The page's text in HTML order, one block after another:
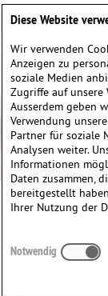
Paviour
∗ inBrimingham,
Diese Website
Wir verwenden
Anzeigen zu
soziale Medien
Zugriffe auf unsere
Ausserdem geben
Verwendung
Partner für soziale
Analysen weiter.
Informationen
Daten zusammen,
bereitgestellt
Ihrer Nutzung der
Notwendig